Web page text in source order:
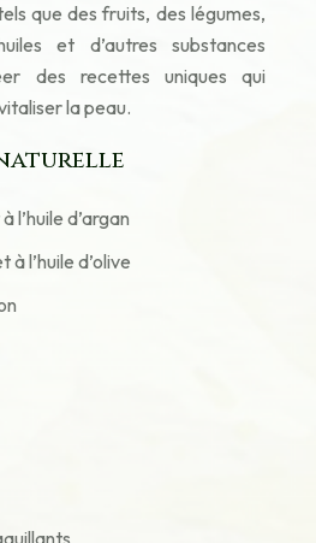
que des fruits, des légumes,
et d’autres substances
des recettes uniques qui
la peau.
l’huile d’argan
l’huile d’olive